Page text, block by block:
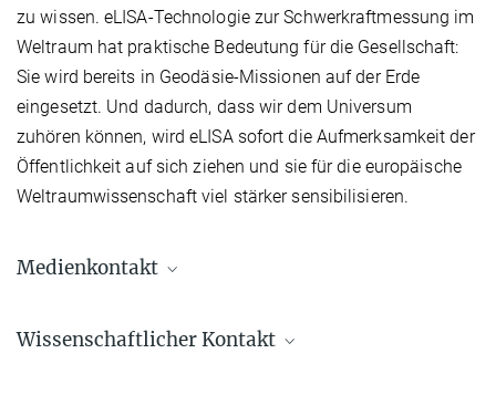
zu wissen. eLISA-Technologie zur Schwerkraftmessung im
Weltraum hat praktische Bedeutung für die Gesellschaft:
Sie wird bereits in Geodäsie-Missionen auf der Erde
eingesetzt. Und dadurch, dass wir dem Universum
zuhören können, wird eLISA sofort die Aufmerksamkeit der
Öffentlichkeit auf sich ziehen und sie für die europäische
Weltraumwissenschaft viel stärker sensibilisieren.
Medienkontakt
Pressereferent AEI Hannover
Wissenschaftlicher Kontakt